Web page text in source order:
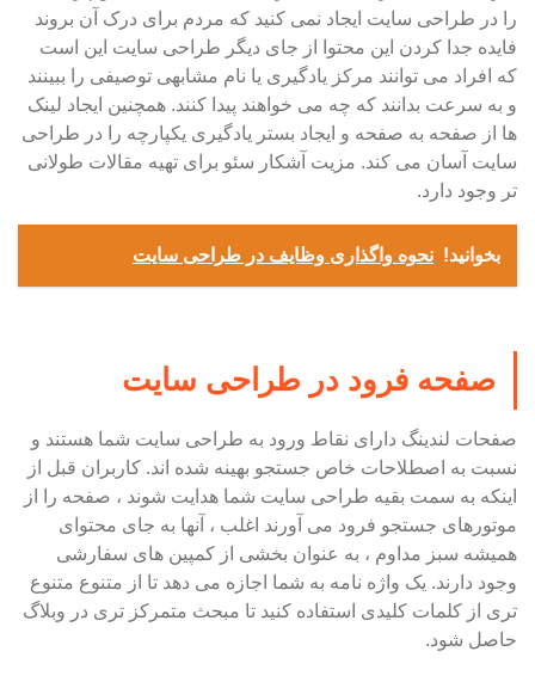
را در طراحی سایت ایجاد نمی کنید که مردم برای درک آن بروند
فایده جدا کردن این محتوا از جای دیگر طراحی سایت این است
که افراد می توانند مرکز یادگیری یا نام مشابهی توصیفی را ببینند
و به سرعت بدانند که چه می خواهند پیدا کنند. همچنین ایجاد لینک
ها از صفحه به صفحه و ایجاد بستر یادگیری یکپارچه را در طراحی
سایت آسان می کند. مزیت آشکار سئو برای تهیه مقالات طولانی
تر وجود دارد.
بخوانید! نحوه واگذاری وظایف در طراحی سایت
صفحه فرود در طراحی سایت
صفحات لندینگ دارای نقاط ورود به طراحی سایت شما هستند و
نسبت به اصطلاحات خاص جستجو بهینه شده اند. کاربران قبل از
اینکه به سمت بقیه طراحی سایت شما هدایت شوند ، صفحه را از
موتورهای جستجو فرود می آورند اغلب ، آنها به جای محتوای
همیشه سبز مداوم ، به عنوان بخشی از کمپین های سفارشی
وجود دارند. یک واژه نامه به شما اجازه می دهد تا از متنوع متنوع
تری از کلمات کلیدی استفاده کنید تا مبحث متمرکز تری در وبلاگ
حاصل شود.